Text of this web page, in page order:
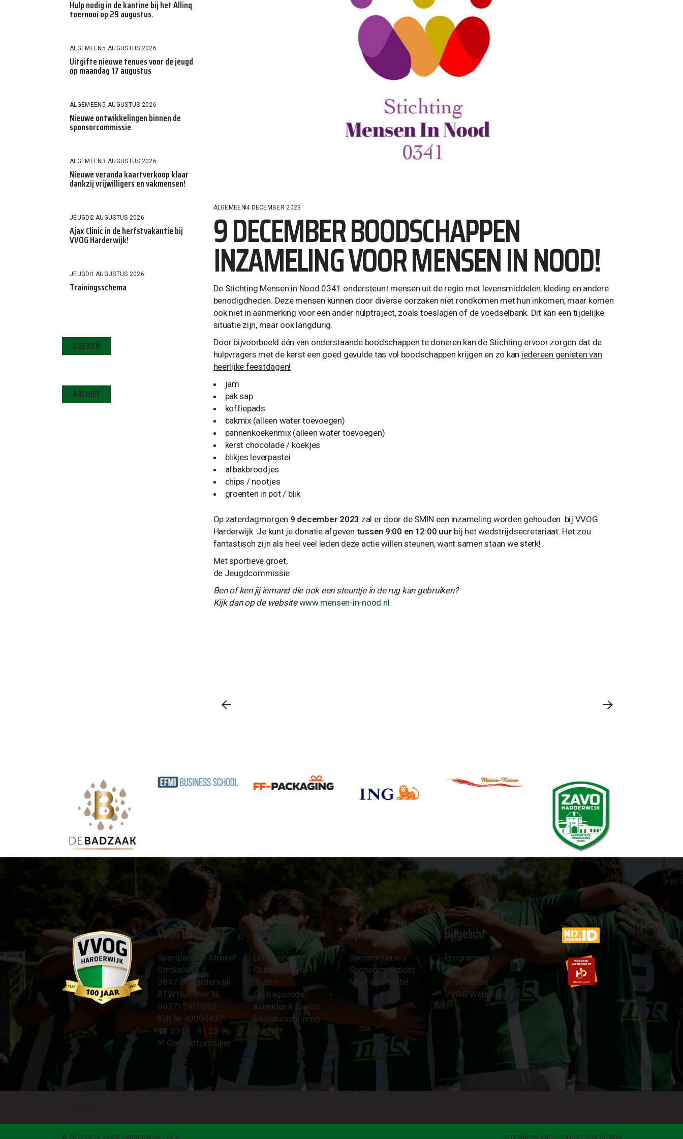
ALGEMEEN 4 DECEMBER 2023
9 DECEMBER BOODSCHAPPEN
INZAMELING VOOR MENSEN IN NOOD!
De Stichting Mensen in Nood 0341 ondersteunt mensen uit de regio met levensmiddelen, kleding en andere
benodigdheden. Deze mensen kunnen door diverse oorzaken niet rondkomen met hun inkomen, maar komen
ook niet in aanmerking voor een ander hulptraject, zoals toeslagen of de voedselbank. Dit kan een tijdelijke
situatie zijn, maar ook langdurig.
Door bijvoorbeeld één van onderstaande boodschappen te doneren kan de Stichting ervoor zorgen dat de
hulpvragers met de kerst een goed gevulde tas vol boodschappen krijgen en zo kan iedereen genieten van
heerlijke feestdagen!
jam
pak sap
koffiepads
bakmix (alleen water toevoegen)
pannenkoekenmix (alleen water toevoegen)
kerst chocolade / koekjes
blikjes leverpastei
afbakbroodjes
chips / nootjes
groenten in pot / blik
Op zaterdagmorgen 9 december 2023 zal er door de SMIN een inzameling worden gehouden bij VVOG
Harderwijk. Je kunt je donatie afgeven tussen 9:00 en 12:00 uur bij het wedstrijdsecretariaat. Het zou
fantastisch zijn als heel veel leden deze actie willen steunen, want samen staan we sterk!
Met sportieve groet,
de Jeugdcommissie
Ben of ken jij iemand die ook een steuntje in de rug kan gebruiken?
Kijk dan op de websitewww.mensen-in-nood.nl.
Hulp nodig in de kantine bij het Allinq
toernooi op 29 augustus.
ALGEMEEN5 AUGUSTUS 2026
Uitgifte nieuwe tenues voor de jeugd
op maandag 17 augustus
ALGEMEEN5 AUGUSTUS 2026
Nieuwe ontwikkelingen binnen de
sponsorcommissie
ALGEMEEN3 AUGUSTUS 2026
Nieuwe veranda kaartverkoop klaar
dankzij vrijwilligers en vakmensen!
JEUGD2 AUGUSTUS 2026
Ajax Clinic in de herfstvakantie bij
VVOG Harderwijk!
JEUGD1 AUGUSTUS 2026
Trainingsschema
ZOEKEN
ARCHIEF
VVOG Harderwijk
Sportpark 'De Strokel'
Strokelweg 5
3847 LR Harderwijk
BTW Nummer NL
002715910B01
KvK Nr 40094437
☎︎ 0341 - 41 28 96
✉︎ Contactformulier
Clubinformatie
Lid worden
Clubinformatie
Teams
Gedragscode
Kalender & Events
Routebeschrijving
Contact
Sponsors
Sponsornieuws
Sponsoroverzicht
Meer informatie
Uitgelicht
Programma
ZAVO
Vrijwilligers
VVOG Webshop
© 2007-2026 VVOG HARDERWIJK - V5.0 SITEMAPPRIVACY POLICYZOEKEN LOGIN